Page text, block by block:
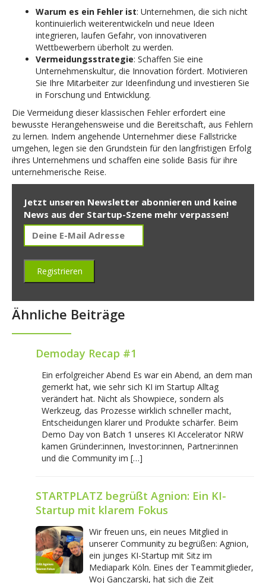
Warum es ein Fehler ist: Unternehmen, die sich nicht
kontinuierlich weiterentwickeln und neue Ideen
integrieren, laufen Gefahr, von innovativeren
Wettbewerbern überholt zu werden.
Vermeidungsstrategie: Schaffen Sie eine
Unternehmenskultur, die Innovation fördert. Motivieren
Sie Ihre Mitarbeiter zur Ideenfindung und investieren Sie
in Forschung und Entwicklung.
Die Vermeidung dieser klassischen Fehler erfordert eine
bewusste Herangehensweise und die Bereitschaft, aus Fehlern
zu lernen. Indem angehende Unternehmer diese Fallstricke
umgehen, legen sie den Grundstein für den langfristigen Erfolg
ihres Unternehmens und schaffen eine solide Basis für ihre
unternehmerische Reise.
Jetzt unseren Newsletter abonnieren und keine
News aus der Startup-Szene mehr verpassen!
Ähnliche Beiträge
Demoday Recap #1
Ein erfolgreicher Abend Es war ein Abend, an dem man
gemerkt hat, wie sehr sich KI im Startup Alltag
verändert hat. Nicht als Showpiece, sondern als
Werkzeug, das Prozesse wirklich schneller macht,
Entscheidungen klarer und Produkte schärfer. Beim
Demo Day von Batch 1 unseres KI Accelerator NRW
kamen Gründer:innen, Investor:innen, Partner:innen
und die Community im […]
STARTPLATZ begrüßt Agnion: Ein KI-
Startup mit klarem Fokus
Wir freuen uns, ein neues Mitglied in
unserer Community zu begrüßen: Agnion,
ein junges KI-Startup mit Sitz im
Mediapark Köln. Eines der Teammitglieder,
Woj Ganczarski, hat sich die Zeit